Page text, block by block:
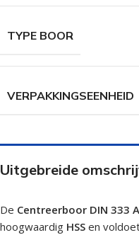
TYPE BOOR
VERPAKKINGSEENHEID
Uitgebreide
De Centreerboor DIN 333
hoogwaardig HSS en